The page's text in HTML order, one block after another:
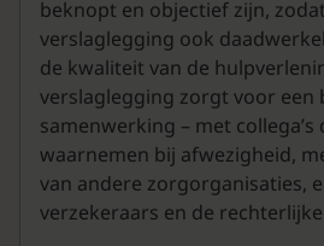
beknopt en objectief zijn,
verslaglegging ook
de kwaliteit van de
verslaglegging zorgt voor een
samenwerking – met collega’s
waarnemen bij afwezigheid,
van andere zorgorganisaties,
verzekeraars en de